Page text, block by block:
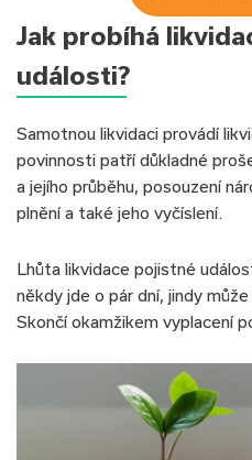
Jak probíhá
události?
Samotnou likvidaci provádí
povinnosti patří důkladné
a jejího průběhu, posouzení
plnění a také jeho vyčíslení.
Lhůta likvidace pojistné
někdy jde o pár dní, jindy
Skončí okamžikem vyplacení